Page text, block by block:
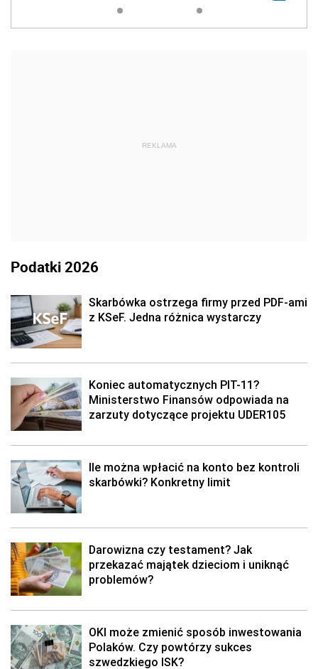
REKLAMA
Podatki 2026
Skarbówka ostrzega firmy przed PDF-ami
z KSeF. Jedna różnica wystarczy
Koniec automatycznych PIT-11?
Ministerstwo Finansów odpowiada na
zarzuty dotyczące projektu UDER105
Ile można wpłacić na konto bez kontroli
skarbówki? Konkretny limit
Darowizna czy testament? Jak
przekazać majątek dzieciom i uniknąć
problemów?
OKI może zmienić sposób inwestowania
Polaków. Czy powtórzy sukces
szwedzkiego ISK?